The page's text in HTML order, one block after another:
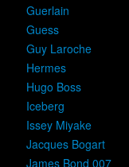
Guerlain
Guess
Guy Laroche
Hermes
Hugo Boss
Iceberg
Issey Miyake
Jacques Bogart
James Bond 007